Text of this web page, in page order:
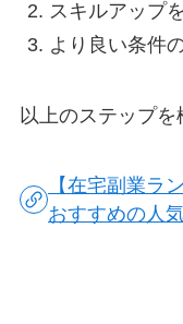
スキルアップ
より良い条件
以上のステップを
【在宅副業ラ
おすすめの人